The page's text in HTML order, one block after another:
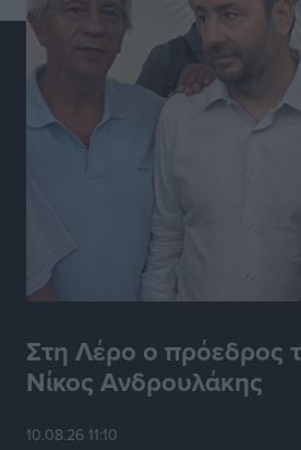
Στη Λέρο ο
Νίκος Ανδρουλάκης
10.08.26 11:10